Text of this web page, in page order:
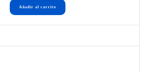
Añadir al carrito